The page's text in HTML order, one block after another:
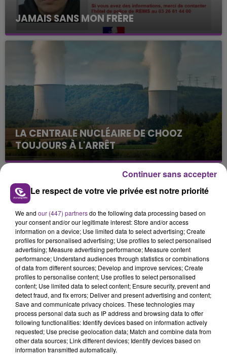
JAMAIS SANS MON FRÈRE
Julien Fourel n'a plus donné signé de vie depuis 5
mois. Sa sœur poursuit ses recherches pour le
retrouver.
LA CENTRALE NUCLÉAIRE DE CHOOZ
TOUJOURS À L'ARRÊT
Cela fait déjà une semaine que la centrale
nucléaire ardennaise est à l'arrêt. Une situation
justifiée par la sécheresse intense qui est toujours
présente.
TITRES DIFFUSÉS
11h42
11h42
CARLY RAE JEPSEN
Call Me Maybe
11h39
11h39
ZAHO & MC SOLAAR
Comme Caroline
Le respect de votre vie privée est notre priorité
We and our (447) partnersdo the following data processing based on
your consent and/or our legitimate interest: Store and/or access
information on a device; Use limited data to select advertising; Create
profiles for personalised advertising; Use profiles to select personalised
advertising; Measure advertising performance; Measure content
performance; Understand audiences through statistics or combinations
of data from different sources; Develop and improve services; Create
profiles to personalise content; Use profiles to select personalised
content; Use limited data to select content; Ensure security, prevent and
detect fraud, and fix errors; Deliver and present advertising and content;
Save and communicate privacy choices. These technologies may
process personal data such as IP address and browsing data to offer
following functionalities: Identify devices based on information actively
requested; Use precise geolocation data; Match and combine data from
other data sources; Link different devices; Identify devices based on
information transmitted automatically.
Continuer sans accepter